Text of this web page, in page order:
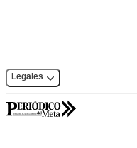
Legales